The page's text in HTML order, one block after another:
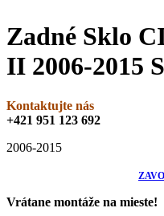
Zadné Sklo
II 2006-2015
Kontaktujte nás
+421 951 123 692
2006-2015
Vrátane montáže na mieste!